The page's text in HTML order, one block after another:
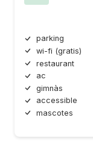
parking
wi-fi (gratis)
restaurant
ac
gimnàs
accessible
mascotes